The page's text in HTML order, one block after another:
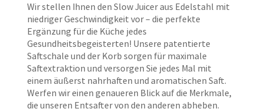
Wir stellen Ihnen den Slow Juicer aus Edelstahl mit
niedriger Geschwindigkeit vor – die perfekte
Ergänzung für die Küche jedes
Gesundheitsbegeisterten! Unsere patentierte
Saftschale und der Korb sorgen für maximale
Saftextraktion und versorgen Sie jedes Mal mit
einem äußerst nahrhaften und aromatischen Saft.
Werfen wir einen genaueren Blick auf die Merkmale,
die unseren Entsafter von den anderen abheben.